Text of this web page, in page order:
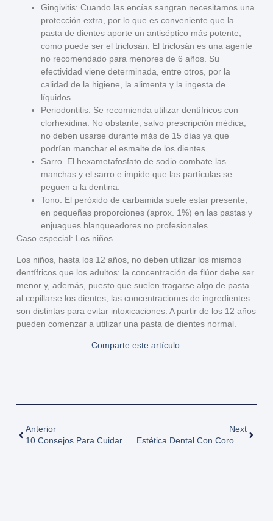
Gingivitis: Cuando las encías sangran necesitamos una
protección extra, por lo que es conveniente que la
pasta de dientes aporte un antiséptico más potente,
como puede ser el triclosán. El triclosán es una agente
no recomendado para menores de 6 años. Su
efectividad viene determinada, entre otros, por la
calidad de la higiene, la alimenta y la ingesta de
líquidos.
Periodontitis. Se recomienda utilizar dentífricos con
clorhexidina. No obstante, salvo prescripción médica,
no deben usarse durante más de 15 días ya que
podrían manchar el esmalte de los dientes.
Sarro . El hexametafosfato de sodio combate las
manchas y el sarro e impide que las partículas se
peguen a la dentina.
Tono . El peróxido de carbamida suele estar presente,
en pequeñas proporciones (aprox. 1%) en las pastas y
enjuagues blanqueadores no profesionales.
Caso especial: Los niños
Los niños, hasta los 12 años, no deben utilizar los mismos
dentífricosque los adultos: la concentración de flúor debe ser
menor y, además, puesto que suelen tragarse algo de pasta
al cepillarse los dientes, las concentraciones de ingredientes
son distintas para evitar intoxicaciones. A partir de los 12 años
pueden comenzar a utilizar una pasta de dientes normal.
Comparte este artículo:
Anterior
10 Consejos Para Cuidar Tu Boca Y Dientes En Verano
Next
Estética Dental Con Coronas De Circonio